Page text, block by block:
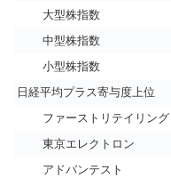
大型株指数
中型株指数
小型株指数
日経平均プラス寄与度上位
ファーストリテイリング
東京エレクトロン
アドバンテスト